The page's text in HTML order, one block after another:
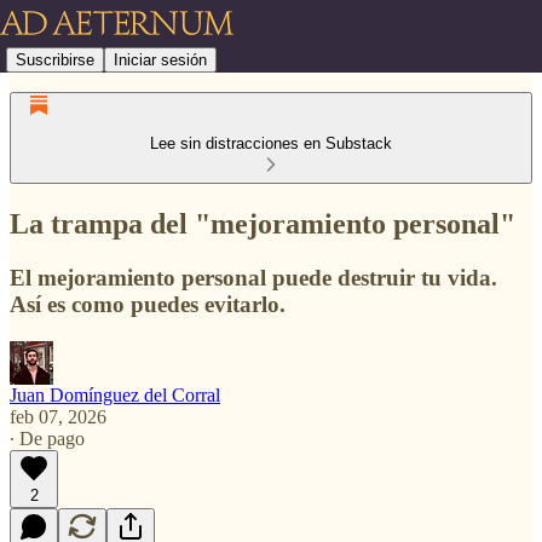
Suscribirse Iniciar sesión
Lee sin distracciones en Substack
La trampa del "mejoramiento personal"
El mejoramiento personal puede destruir tu vida.
Así es como puedes evitarlo.
Juan Domínguez del Corral
feb 07, 2026
∙ De pago
2